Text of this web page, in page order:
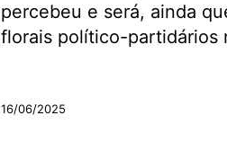
percebeu e será, ainda
florais político-partidários
16/06/2025